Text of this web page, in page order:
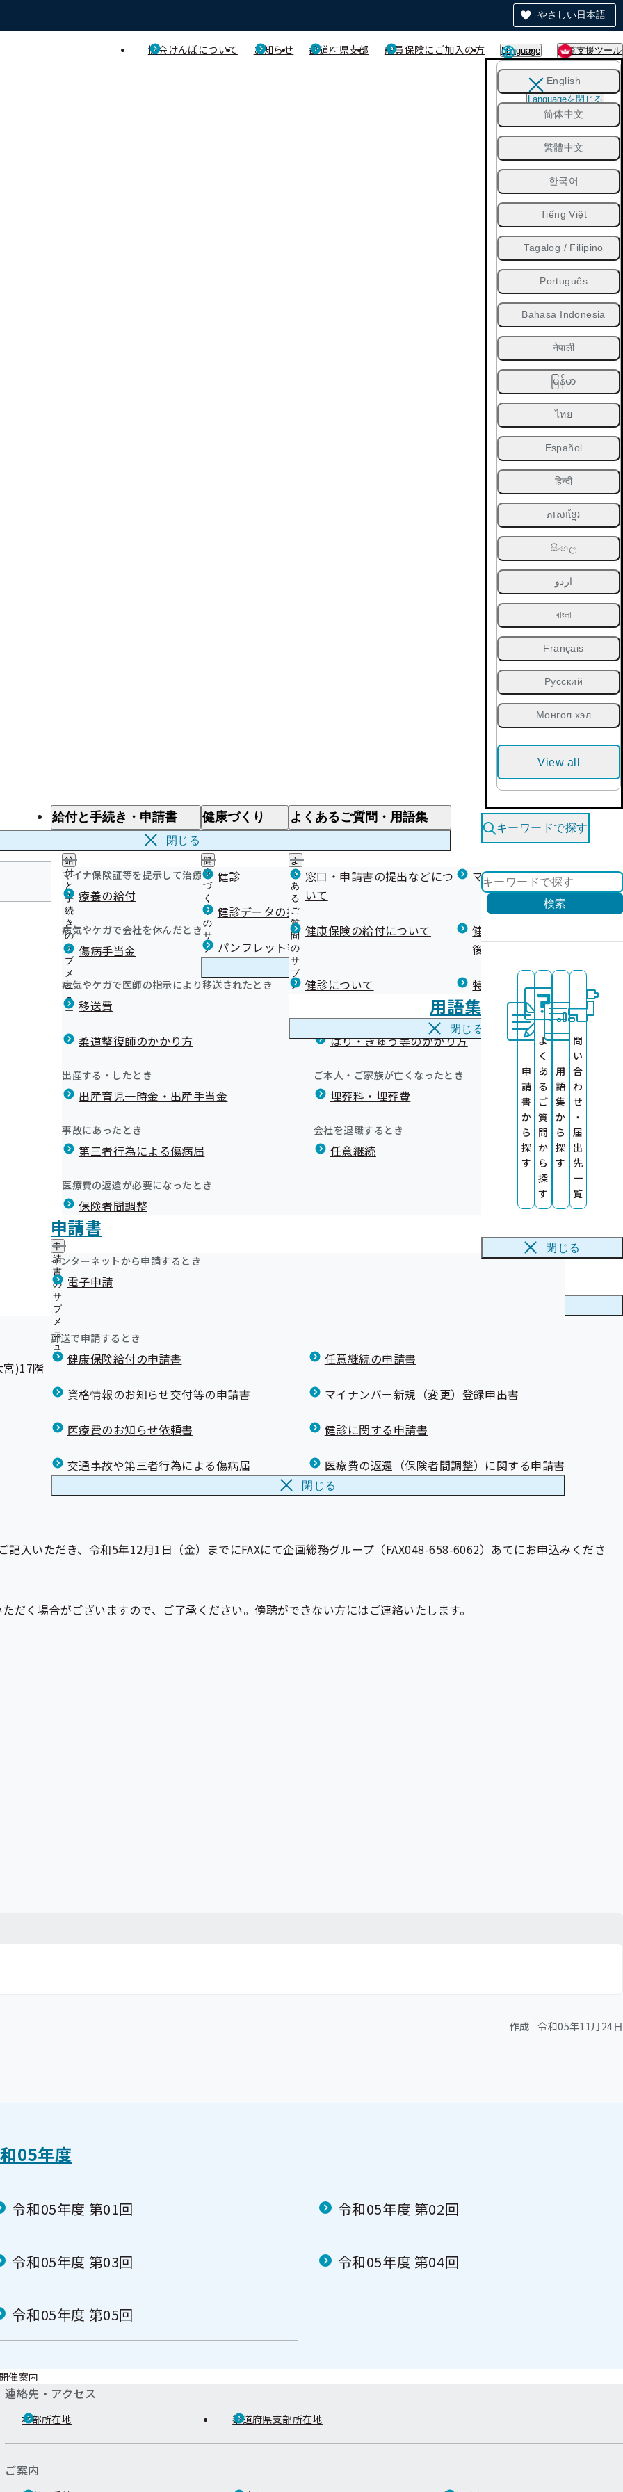
やさしい日本語
協会けんぽについて お知らせ 都道府県支部 船員保険にご加入の方 Language 閲覧支援ツール
English
简体中文
繁體中文
한국어
Tiếng Việt
Tagalog / Filipino
Português
Bahasa Indonesia
नेपाली
မြန်မာ
ไทย
Español
हिन्दी
ភាសាខ្មែរ
සිංහල
اردو
বাংলা
Français
Русский
Монгол хэл
View all
Languageを閉じる
給付と手続き・申請書
給付と手続き
給
付
と
手
続
き
の
サ
ブ
メ
ニ
ュ
ー
マイナ保険証等を提示して治療を受けるとき
療養の給付
医療費が高額になりそう・なったとき
限度額適用認定・高額療養費・高額介護合算
病気やケガで会社を休んだとき
傷病手当金
医療費の全額を負担したとき
病気やケガで医師の指示により移送されたとき
移送費
海外で急な病気にかかり治療を受けたとき
柔道整復師のかかり方 はり・きゅう等のかかり方
出産する・したとき
出産育児一時金・出産手当金
ご本人・ご家族が亡くなったとき
埋葬料・埋葬費
事故にあったとき
第三者行為による傷病届
会社を退職するとき
任意継続
医療費の返還が必要になったとき
保険者間調整
申請書
申
請
書
の
サ
ブ
メ
ニ
ュ
ー
インターネットから申請するとき
電子申請
郵送で申請するとき
健康保険給付の申請書 任意継続の申請書
資格情報のお知らせ交付等の申請書 マイナンバー新規（変更）登録申出書
医療費のお知らせ依頼書 健診に関する申請書
交通事故や第三者行為による傷病届 医療費の返還（保険者間調整）に関する申請書
閉じる
健康づくり
健
康
づ
く
り
の
サ
ブ
メ
ュ
健診 健診を受けた後の健康づくり
健診データの提供について 健康宣言（コラボヘルス）
パンフレット等（広報） 健康づくりコラム
よくあるご質問・用語集
よ
く
あ
る
ご
質
問
の
サ
ブ
メ
窓口・申請書の提出などにつ
いて
マイナ保険証等関連について
健康保険の給付について
健康保険任意継続制度（退職
後の健康保険）について
健診について 特定保健指導について
用語集
閉じる
閉じる
キーワードで探す
検索
申
請
書
か
ら
探
す
よ
く
あ
る
ご
質
問
か
ら
探
す
用
語
集
か
ら
探
す
問
い
合
わ
せ
・
届
出
先
一
覧
閉じる
埼玉支部
埼玉支部からのお知らせ
埼玉支部の健診・保健指導のご案内
埼
の
埼玉支部保健事業の外部委託について
埼玉支部重症化予防事業について
歯科保健事業の推進に向けた研究に関する覚書の締結について
定期健康診断(事業者健診)結果データを重症化予防事業に活用します
【保健指導】健診後の特定保健指導について
【保健指導】保健指導に関する個人情報の共同利用について
【事業所様へ】健康診断に基づく受診勧奨のお願い
【事業所様へ】被扶養者(ご家族)様への特定健康診査受診勧奨のお願い
【公募】令和9年度 人間ドック健診実施機関の公募について
健診実施機関一覧等
康
健康保険委員にご登録ください！
健康保険委員の皆様へ
健康に役立つ！医師会コラム集
健康づくり
イベント
お役立ち情報
健康づくり推進協議会
埼玉支部 第3期保健事業実施計画（データヘルス計画）
協会けんぽ埼玉だより（納入告知書同封リーフレット）
歯と口の健康づくりについて
健康保険被保険者証の記号変換
動画コンテンツ
申請書の書き方動画
外国人加入者様向けリーフレット（多言語案内 Multilingual）
保険証の回収・返却についてのお願い
仕事中や通勤途中にケガや病気をしたときは健康保険を使用できません
年金事務所内の協会けんぽ出張窓口は終了いたしました
限度額適用認定証などの窓口交付に関するお知らせ
インセンティブ制度について
上手な医療のかかり方について
ジェネリック医薬品について
健康保険の記号・番号および保険者番号の確認方法
メールマガジン
《退職》退職後の資格確認書の取り扱いについて【事業所の担当者様・
埼玉支部公式LINEについて（バックナンバー）
統計情報
埼玉支部について
所在地・連絡先
調達情報
採用情報
個人情報保護
地方自治体及び関係団体との連携協定
情報公開
評議会
事務処理誤り
リンク集
催いたします
ので、お知らせいたします。
行います）
)17階
入いただき、令和5年12月1日（金）までにFAXにて企画総務グループ（FAX048-658-6062）あてにお申込みくださ
だく場合がございますので、ご了承ください。傍聴ができない方にはご連絡いたします。
作成 令和05年11月24日
05年度
令和05年度 第01回 令和05年度 第02回
令和05年度 第03回 令和05年度 第04回
令和05年度 第05回
開催案内
連絡先・アクセス
本部所在地 都道府県支部所在地
ご案内